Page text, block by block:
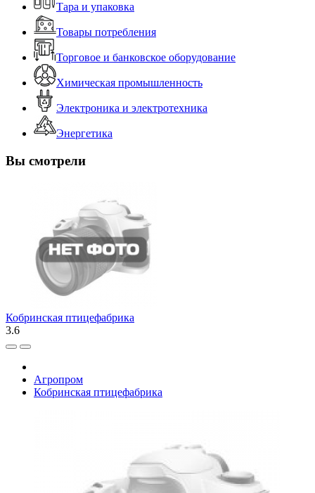
Тара и упаковка
Товары потребления
Торговое и банковское оборудование
Химическая промышленность
Электроника и электротехника
Энергетика
Вы смотрели
Кобринская птицефабрика
3.6
Агропром
Кобринская птицефабрика